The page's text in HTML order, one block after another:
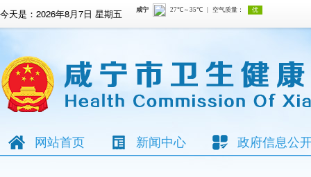
今天是： 2026年8月7日 星期五
网站首页 新闻中心 政府信息公